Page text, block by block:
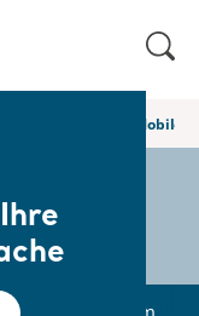
med Sony
Newsroom